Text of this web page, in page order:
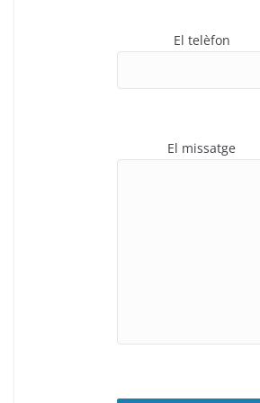
El telèfon
El missatge